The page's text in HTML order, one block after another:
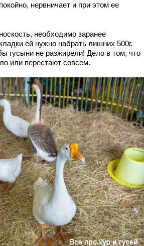
нервничает и при этом ее
необходимо заранее
ей нужно набрать лишних 500г.
гусыни не разжирели! Дело в том, что
или перестают совсем.